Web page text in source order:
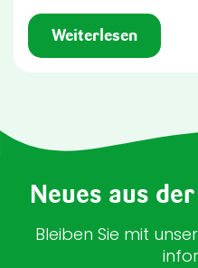
Weiterlesen
Neues aus
Bleiben Sie mit